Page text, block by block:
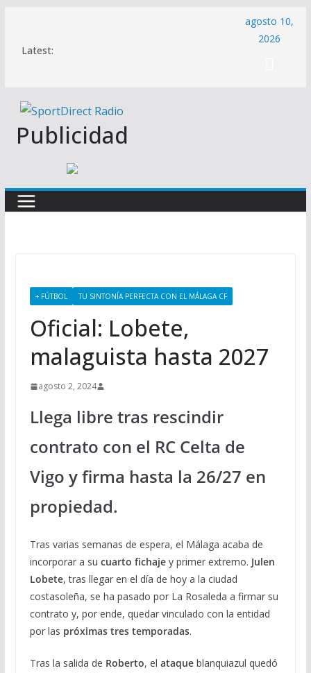
contenido
Latest:
agosto 10,
2026
Publicidad
+ FÚTBOL TU SINTONÍA PERFECTA CON EL MÁLAGA CF
Oficial: Lobete,
malaguista hasta 2027
agosto 2, 2024
Llega libre tras rescindir
contrato con el RC Celta de
Vigo y firma hasta la 26/27 en
propiedad.
Tras varias semanas de espera, el Málaga acaba de
incorporar a su cuarto fichajey primer extremo. Julen
Lobete, tras llegar en el día de hoy a la ciudad
costasoleña, se ha pasado por La Rosaleda a firmar su
contrato y, por ende, quedar vinculado con la entidad
por las próximas tres temporadas.
Tras la salida de Roberto, el ataqueblanquiazul quedó